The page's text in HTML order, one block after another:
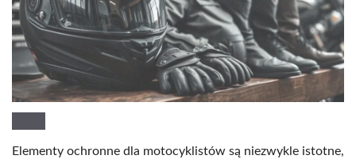
Elementy ochronne dla motocyklistów są niezwykle istotne,